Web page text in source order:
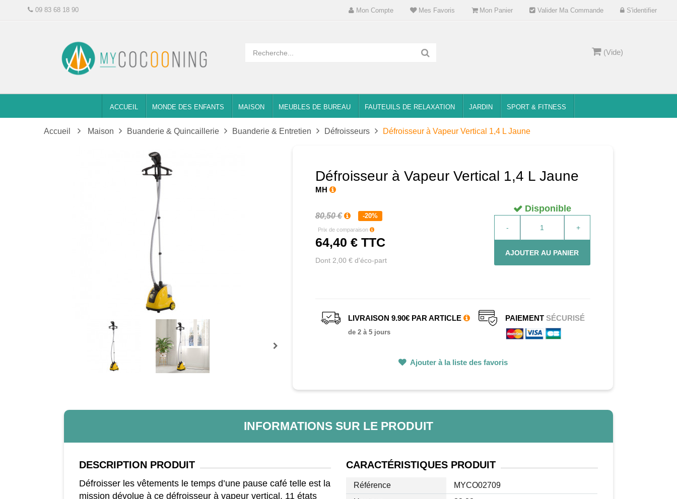
Mon Compte Mes Favoris Mon Panier Valider Ma Commande S'identifier
09 83 68 18 90
(Vide)
ACCUEIL MONDE DES ENFANTS MAISON MEUBLES DE BUREAU FAUTEUILS DE RELAXATION JARDIN SPORT & FITNESS
Accueil Maison Buanderie & Quincaillerie Buanderie & Entretien Défroisseurs Défroisseur à Vapeur Vertical 1,4 L Jaune
Défroisseur à Vapeur Vertical 1,4 L Jaune
MH
80,50 € -20%
Prix de comparaison
64,40 € TTC
Dont 2,00 € d'éco-part
Disponible
- +
AJOUTER AU PANIER
LIVRAISON 9.90€ PAR ARTICLE
de 2 à 5 jours
PAIEMENTSÉCURISÉ
Ajouter à la liste des favoris
INFORMATIONS SUR LE PRODUIT
DESCRIPTIONPRODUIT
Défroisser les vêtements le temps d’une pause café telle est la
mission dévolue à ce défroisseur à vapeur vertical. 11 états
CARACTÉRISTIQUESPRODUIT
Référence
MYCO02709